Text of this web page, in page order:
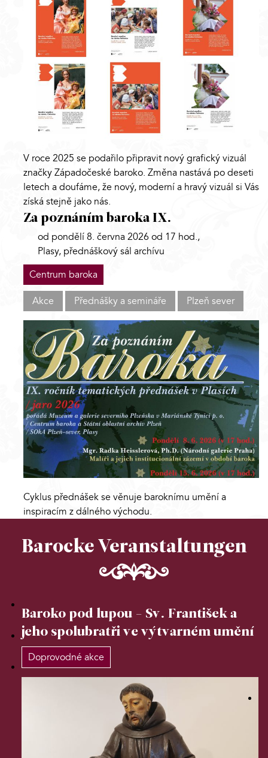
V roce 2025 se podařilo připravit nový grafický vizuál
značky Západočeské baroko. Změna nastává po deseti
letech a doufáme, že nový, moderní a hravý vizuál si Vás
získá stejně jako nás.
Za poznáním baroka IX.
od pondělí 8. června 2026 od 17 hod.,
Plasy, přednáškový sál archívu
Centrum baroka
Akce
Přednášky a semináře Plzeň sever
Cyklus přednášek se věnuje baroknímu umění a
inspiracím z dálného východu.
Barocke Veranstaltungen
Baroko pod lupou - Sv. František a
jeho spolubratři ve výtvarném umění
Doprovodné akce